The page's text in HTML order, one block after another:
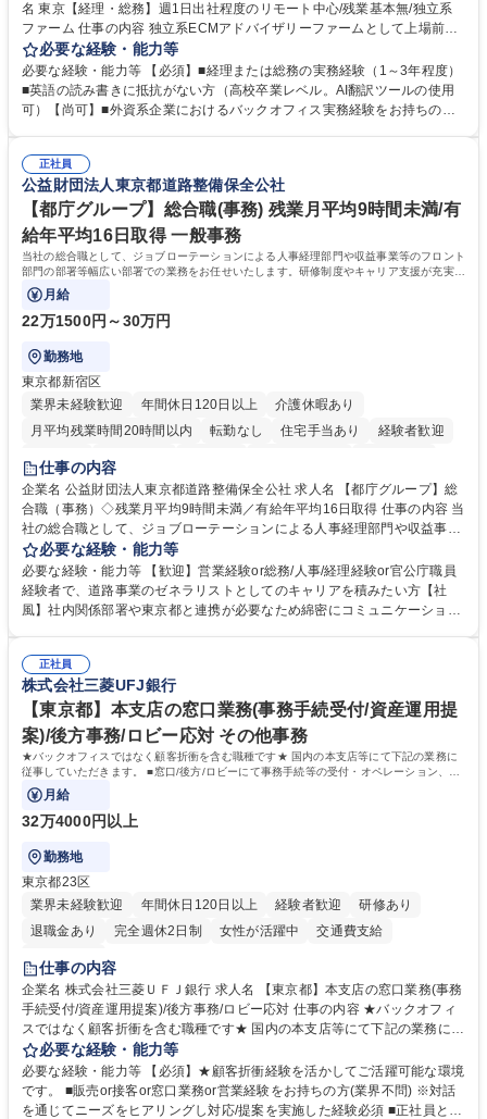
名 東京【経理・総務】週1日出社程度のリモート中心/残業基本無/独立系
ファーム 仕事の内容 独立系ECMアドバイザリーファームとして上場前後
の資本市場戦略を設計する当社にて経理・総務をお任せします。基礎的な
バックオフィス業務からスタートし組織を支える専任担当として広く活躍
できる環境です。 ■日常経理、月次および年次決算サポート業務 ■本国
（グローバル）との英文メール対応（AI翻訳ツール等を使用しての対応で
業務をお任せします。残業も基本的には発生せず、ご自身のペースで業務
を進めやすく定着率の高い環境です。 募集職種 東京【経理・総務】週1日
出社程度のリモート中心/残業基本無/独立系ファーム
必要な経験・能力等
必要な経験・能力等 【必須】■経理または総務の実務経験（1～3年程度）
■英語の読み書きに抵抗がない方（高校卒業レベル。AI翻訳ツールの使用
可）【尚可】■外資系企業におけるバックオフィス実務経験をお持ちの方
【働き方について】現在は週4日程度の在宅勤務を実施しており、ワーク
ライフバランスを重視する方に最適な環境です（フルリモートも面接で相
談可）。【求める人物像】幅広いバックオフィス業務に柔軟に対応でき、
社内外と円滑にコミュニケーションを取りながら業務を推進できる方 学
歴・資格 学歴：大学院 大学 高専 短大 専修学校 高校 語学力： 資格：
正社員
公益財団法人東京都道路整備保全公社
【都庁グループ】総合職(事務) 残業月平均9時間未満/有
給年平均16日取得 一般事務
当社の総合職として、ジョブローテーションによる人事経理部門や収益事業等のフロント
部門の部署等幅広い部署での業務をお任せいたします。研修制度やキャリア支援が充実し
ております！ ※下記業務詳細
月給
22万1500円～30万円
勤務地
東京都新宿区
業界未経験歓迎
年間休日120日以上
介護休暇あり
月平均残業時間20時間以内
転勤なし 住宅手当あり
経験者歓迎
研修あり
退職金あり
駅近5分以内
資格取得手当あり 食事補助あり
仕事の内容
企業名 公益財団法人東京都道路整備保全公社 求人名 【都庁グループ】総
合職（事務）◇残業月平均9時間未満／有給年平均16日取得 仕事の内容 当
社の総合職として、ジョブローテーションによる人事経理部門や収益事業
等のフロント部門の部署等幅広い部署での業務をお任せいたします。研修
制度やキャリア支援が充実しております！ ※下記業務詳細 【業務詳細】■
管理部門：広報、人事、経理など当公社の運営に係る管理業務 ■収益部
門：駐車場の新規開拓、管理運営、新宿駅西口広場の「イベントコーナ
道路施設や道路工事現場の見学ツアー事業 ※入社後は上記いずれかの部門
へ配属。※業務内容変更の範囲：会社の定める業務 募集職種 【都庁グル
ープ】総合職（事務）◇残業月平均9時間未満／有給年平均16日取得
必要な経験・能力等
必要な経験・能力等 【歓迎】営業経験or総務/人事/経理経験or官公庁職員
経験者で、道路事業のゼネラリストとしてのキャリアを積みたい方【社
風】社内関係部署や東京都と連携が必要なため綿密にコミュニケーション
部門など多岐に渡る業務を経験できます。 ■様々なプロジェクト：駐車場
事業の他、新宿駅西口広場内に設置された照明を兼ねた広告「ブライトサ
イン」の管理運営を行うなど、事業収益を生み出す活動を積極的に行って
います。 学歴・資格 学歴：大学院 大学 高専 短大 専修学校 高校 語学力：
資格：
正社員
株式会社三菱UFJ銀行
【東京都】本支店の窓口業務(事務手続受付/資産運用提
案)/後方事務/ロビー応対 その他事務
★バックオフィスではなく顧客折衝を含む職種です★ 国内の本支店等にて下記の業務に
従事していただきます。 ■窓口/後方/ロビーにて事務手続等の受付・オペレーション、お
客様対応
月給
32万4000円以上
勤務地
東京都23区
業界未経験歓迎
年間休日120日以上 経験者歓迎
研修あり
退職金あり
完全週休2日制 女性が活躍中
交通費支給
土日祝休み
仕事の内容
企業名 株式会社三菱ＵＦＪ銀行 求人名 【東京都】本支店の窓口業務(事務
手続受付/資産運用提案)/後方事務/ロビー応対 仕事の内容 ★バックオフィ
スではなく顧客折衝を含む職種です★ 国内の本支店等にて下記の業務に従
事していただきます。 ■窓口/後方/ロビーにて事務手続等の受付・オペレ
ーション、お客様対応 ■窓口にて、ご来店された個人のお客様に対して金
融商品のご提案 ■効率的な事務運用の検討・構築等 ≪業務紹介：ご応募前
に必ずご覧ください≫ ※記事 https://www.mysite.bk.mufg.jp/career/circle/
必要な経験・能力等
必要な経験・能力等 【必須】★顧客折衝経験を活かしてご活躍可能な環境
です。 ■販売or接客or窓口業務or営業経験をお持ちの方(業界不問) ※対話
を通じてニーズをヒアリングし対応/提案を実施した経験必須 ■正社員とし